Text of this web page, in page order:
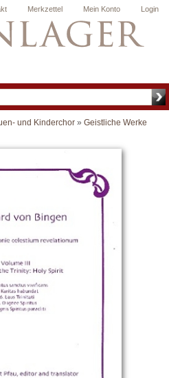
Login
Mein Konto
Merkzettel
und Kinderchor » Geistliche Werke